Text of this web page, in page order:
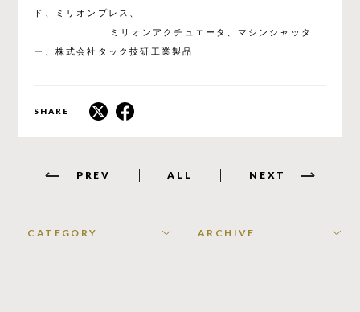
ド、ミリオンプレス、
ミリオンアクチュエータ、マシンシャッタ
ー、株式会社タック技研工業製品
SHARE
PREV ALL NEXT